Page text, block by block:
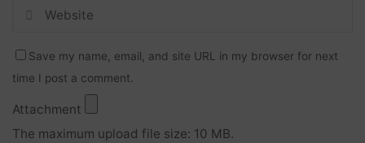
Save my name, email, and site URL in my browser for next
time I post a comment.
Attachment
The maximum upload file size: 10 MB.